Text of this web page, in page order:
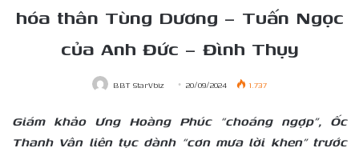
hóa thân Tùng Dương – Tuấn Ngọc
của Anh Đức – Đình Thụy
BBT StarVbiz 20/09/2024 1.737
Giám khảo Ưng Hoàng Phúc “choáng ngợp”, Ốc
Thanh Vân liên tục dành “cơn mưa lời khen” trước